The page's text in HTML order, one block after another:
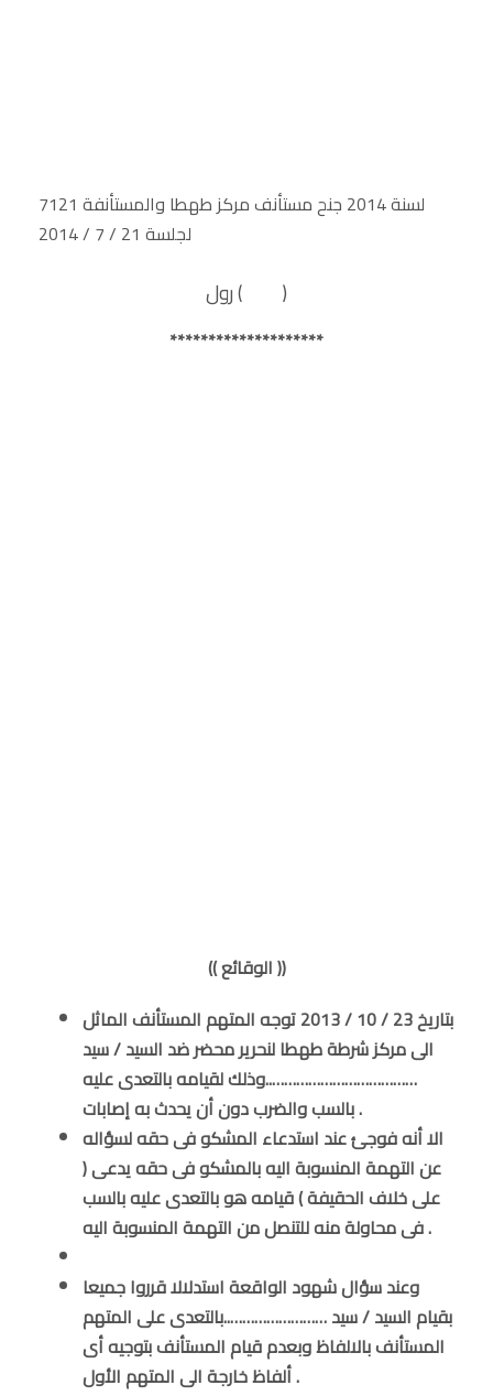
7121 لسنة 2014 جنح مستأنف مركز طهطا والمستأنفة
لجلسة 21 / 7 / 2014
رول ( )
********************
(( الوقائع ))
بتاريخ 23 / 10 / 2013 توجه المتهم المستأنف الماثل
الى مركز شرطة طهطا لنحرير محضر ضد السيد / سيد
………………………………..وذلك لقيامه بالتعدى عليه
بالسب والضرب دون أن يحدث به إصابات .
الا أنه فوجئ عند استدعاء المشكو فى حقه لسؤاله
عن التهمة المنسوبة اليه بالمشكو فى حقه يدعى (
على خلاف الحقيفة ) قيامه هو بالتعدى عليه بالسب
فى محاولة منه للتنصل من التهمة المنسوبة اليه .
وعند سؤال شهود الواقعة استدلالا قرروا جميعا
بقيام السيد / سيد ……………………..بالتعدى على المتهم
المستأنف بالالفاظ وبعدم قيام المستأنف بتوجيه أى
ألفاظ خارجة الى المتهم الأول .